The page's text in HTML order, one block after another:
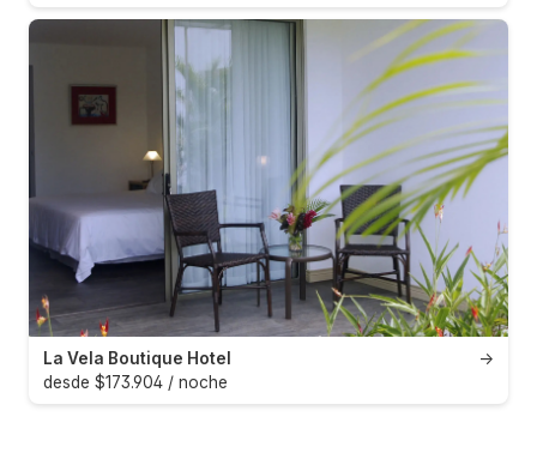
→
La Vela Boutique Hotel
desde $173.904 / noche